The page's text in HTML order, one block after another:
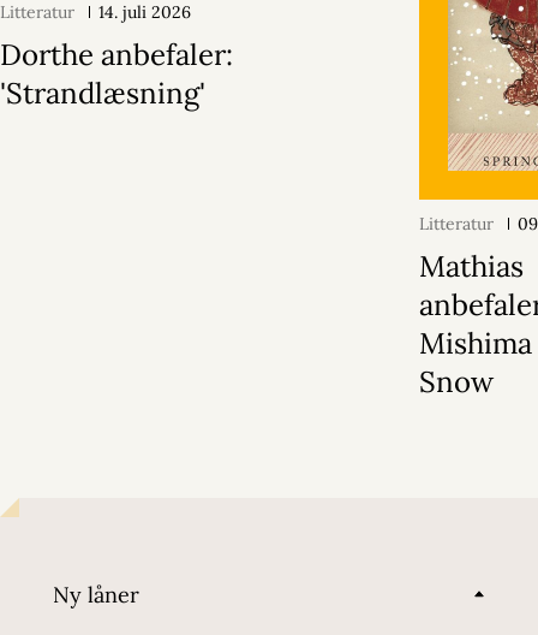
Litteratur 14. juli 2026
Dorthe anbefaler:
'Strandlæsning'
Litteratur
Mathias
Snow
Ny låner